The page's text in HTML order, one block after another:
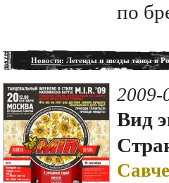
по
Новости: Легенды и звезды танца в
2009-
Вид